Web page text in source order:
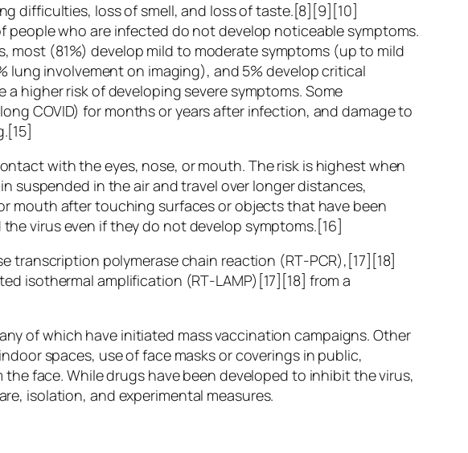
difficulties, loss of smell, and loss of taste.[8][9][10]
who are infected do not develop noticeable symptoms.
most (81%) develop mild to moderate symptoms (up to mild
lung involvement on imaging), and 5% develop critical
higher risk of developing severe symptoms. Some
COVID) for months or years after infection, and damage to
with the eyes, nose, or mouth. The risk is highest when
suspended in the air and travel over longer distances,
mouth after touching surfaces or objects that have been
virus even if they do not develop symptoms.[16]
transcription polymerase chain reaction (RT‑PCR),[17][18]
isothermal amplification (RT‑LAMP)[17][18] from a
of which have initiated mass vaccination campaigns. Other
spaces, use of face masks or coverings in public,
face. While drugs have been developed to inhibit the virus,
isolation, and experimental measures.